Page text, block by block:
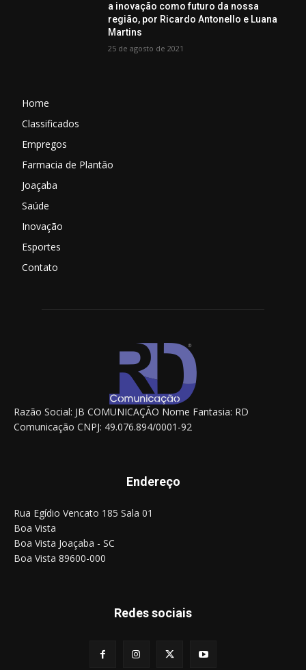
a inovação como futuro da nossa
região, por Ricardo Antonello e Luana
Martins
25 de agosto de 2021
Home
Classificados
Empregos
Farmacia de Plantão
Joaçaba
Saúde
Inovação
Esportes
Contato
Razão Social: JB COMUNICAÇÃO Nome Fantasia: RD
Comunicação CNPJ: 49.076.894/0001-92
Endereço
Rua Egídio Vencato 185 Sala 01
Boa Vista
Boa Vista Joaçaba - SC
Boa Vista 89600-000
Redes sociais